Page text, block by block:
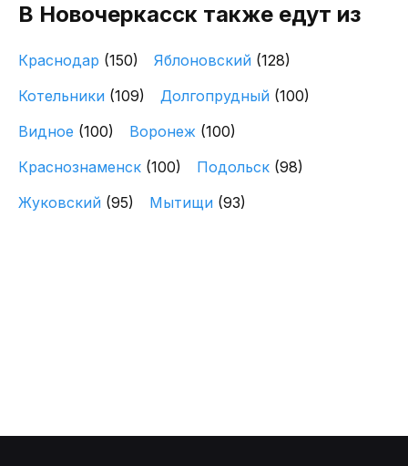
В Новочеркасск также едут из
Краснодар (150) Яблоновский (128)
Котельники (109) Долгопрудный (100)
Видное (100) Воронеж (100)
Краснознаменск (100) Подольск (98)
Жуковский (95) Мытищи (93)